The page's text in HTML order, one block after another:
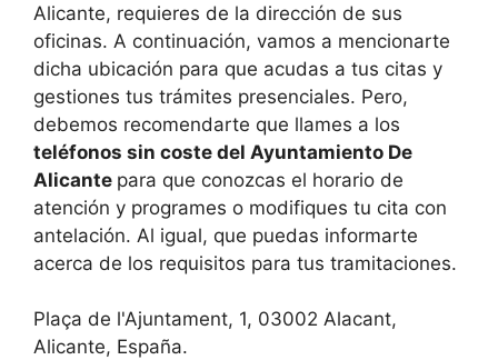
Alicante, requieres de la dirección de sus
oficinas. A continuación, vamos a mencionarte
dicha ubicación para que acudas a tus citas y
gestiones tus trámites presenciales. Pero,
debemos recomendarte que llames a los
teléfonos sin coste del Ayuntamiento De
Alicante para que conozcas el horario de
atención y programes o modifiques tu cita con
antelación. Al igual, que puedas informarte
acerca de los requisitos para tus tramitaciones.
Plaça de l'Ajuntament, 1, 03002 Alacant,
Alicante, España.